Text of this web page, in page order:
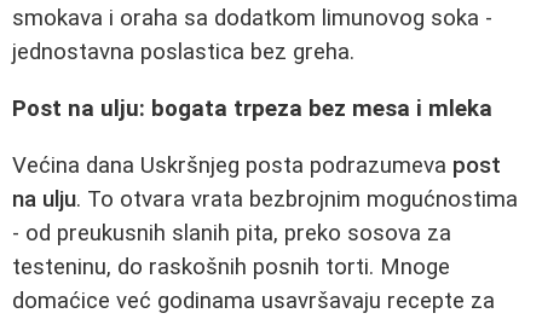
smokava i oraha sa dodatkom limunovog soka -
jednostavna poslastica bez greha.
Post na ulju: bogata trpeza bez mesa i mleka
Većina dana Uskršnjeg posta podrazumeva post
na ulju. To otvara vrata bezbrojnim mogućnostima
- od preukusnih slanih pita, preko sosova za
testeninu, do raskošnih posnih torti. Mnoge
domaćice već godinama usavršavaju recepte za